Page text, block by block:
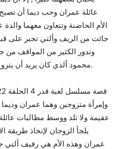
عائلة عمران وحب ديما أن تصبح
الأم الحاضنة وتتعاون معهما
جائت من الريف وألتي تجبر على
وتدور الكثير من المواقف
محمود ألذي كان يريد أن يتزوج رفيف منذ ان كانت في الريف.
وإمرأة متزوجين وهما عمران وديما
عقيمة ولا تلد ووسط مطالبات
يلجأ الزوجان لإتخاذ طريقة
عمران وهذه الأم هي رفيف ألتي